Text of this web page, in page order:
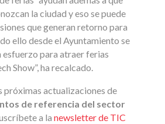
la ciudad y eso se puede
que generan retorno para
ello desde el Ayuntamiento se
esfuerzo para atraer ferias
Show”, ha recalcado.
próximas actualizaciones de
de referencia del sector
a la newsletter de TIC